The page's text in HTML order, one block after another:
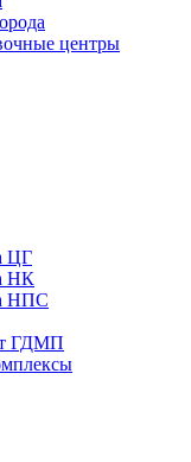
центры
ЦГ
НК
НПС
ГДМП